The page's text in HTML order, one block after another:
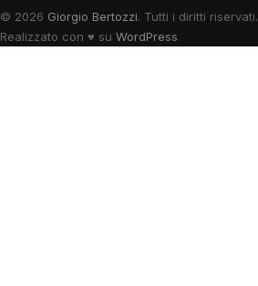
© 2026 Giorgio Bertozzi. Tutti i diritti riservati.
Realizzato con ♥ su WordPress